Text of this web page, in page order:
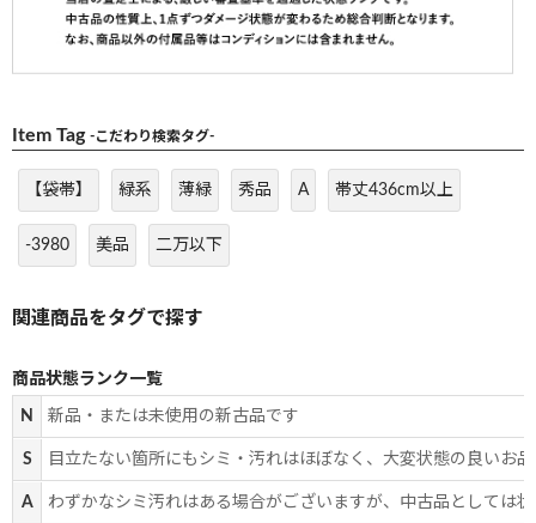
Item Tag -こだわり検索タグ-
【袋帯】 緑系 薄緑 秀品 A 帯丈436cm以上
-3980 美品 二万以下
商品状態ランク一覧
N 新品・または未使用の新古品です
S 目立たない箇所にもシミ・汚れはほぼなく、大変状態の良いお
A わずかなシミ汚れはある場合がございますが、中古品としては